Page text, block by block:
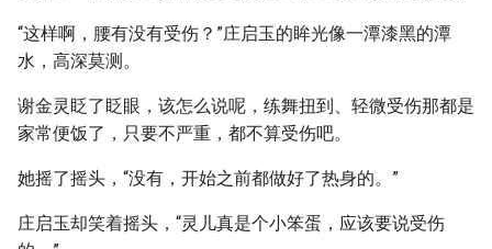
“这样啊，腰有没有受伤？”庄启玉的眸光像一潭漆黑的潭
水，高深莫测。
谢金灵眨了眨眼，该怎么说呢，练舞扭到、轻微受伤那都是
家常便饭了，只要不严重，都不算受伤吧。
她摇了摇头，“没有，开始之前都做好了热身的。”
庄启玉却笑着摇头，“灵儿真是个小笨蛋，应该要说受伤